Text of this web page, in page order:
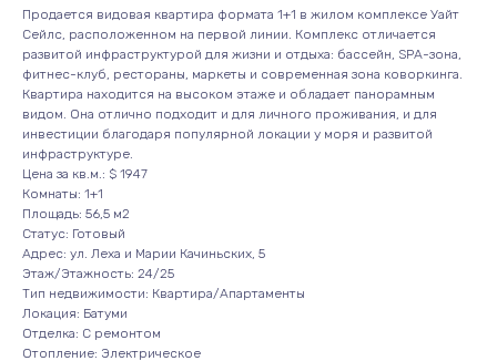
Продается видовая квартира формата 1+1 в жилом комплексе Уайт
Сейлс, расположенном на первой линии. Комплекс отличается
развитой инфраструктурой для жизни и отдыха: бассейн, SPA-зона,
фитнес-клуб, рестораны, маркеты и современная зона коворкинга.
Квартира находится на высоком этаже и обладает панорамным
видом. Она отлично подходит и для личного проживания, и для
инвестиции благодаря популярной локации у моря и развитой
инфраструктуре.
Цена за кв.м.: $ 1947
Комнаты: 1+1
Площадь: 56,5 м2
Статус: Готовый
Адрес: ул. Леха и Марии Качиньских, 5
Этаж/Этажность: 24/25
Тип недвижимости: Квартира/Апартаменты
Локация: Батуми
Отделка: С ремонтом
Отопление: Электрическое